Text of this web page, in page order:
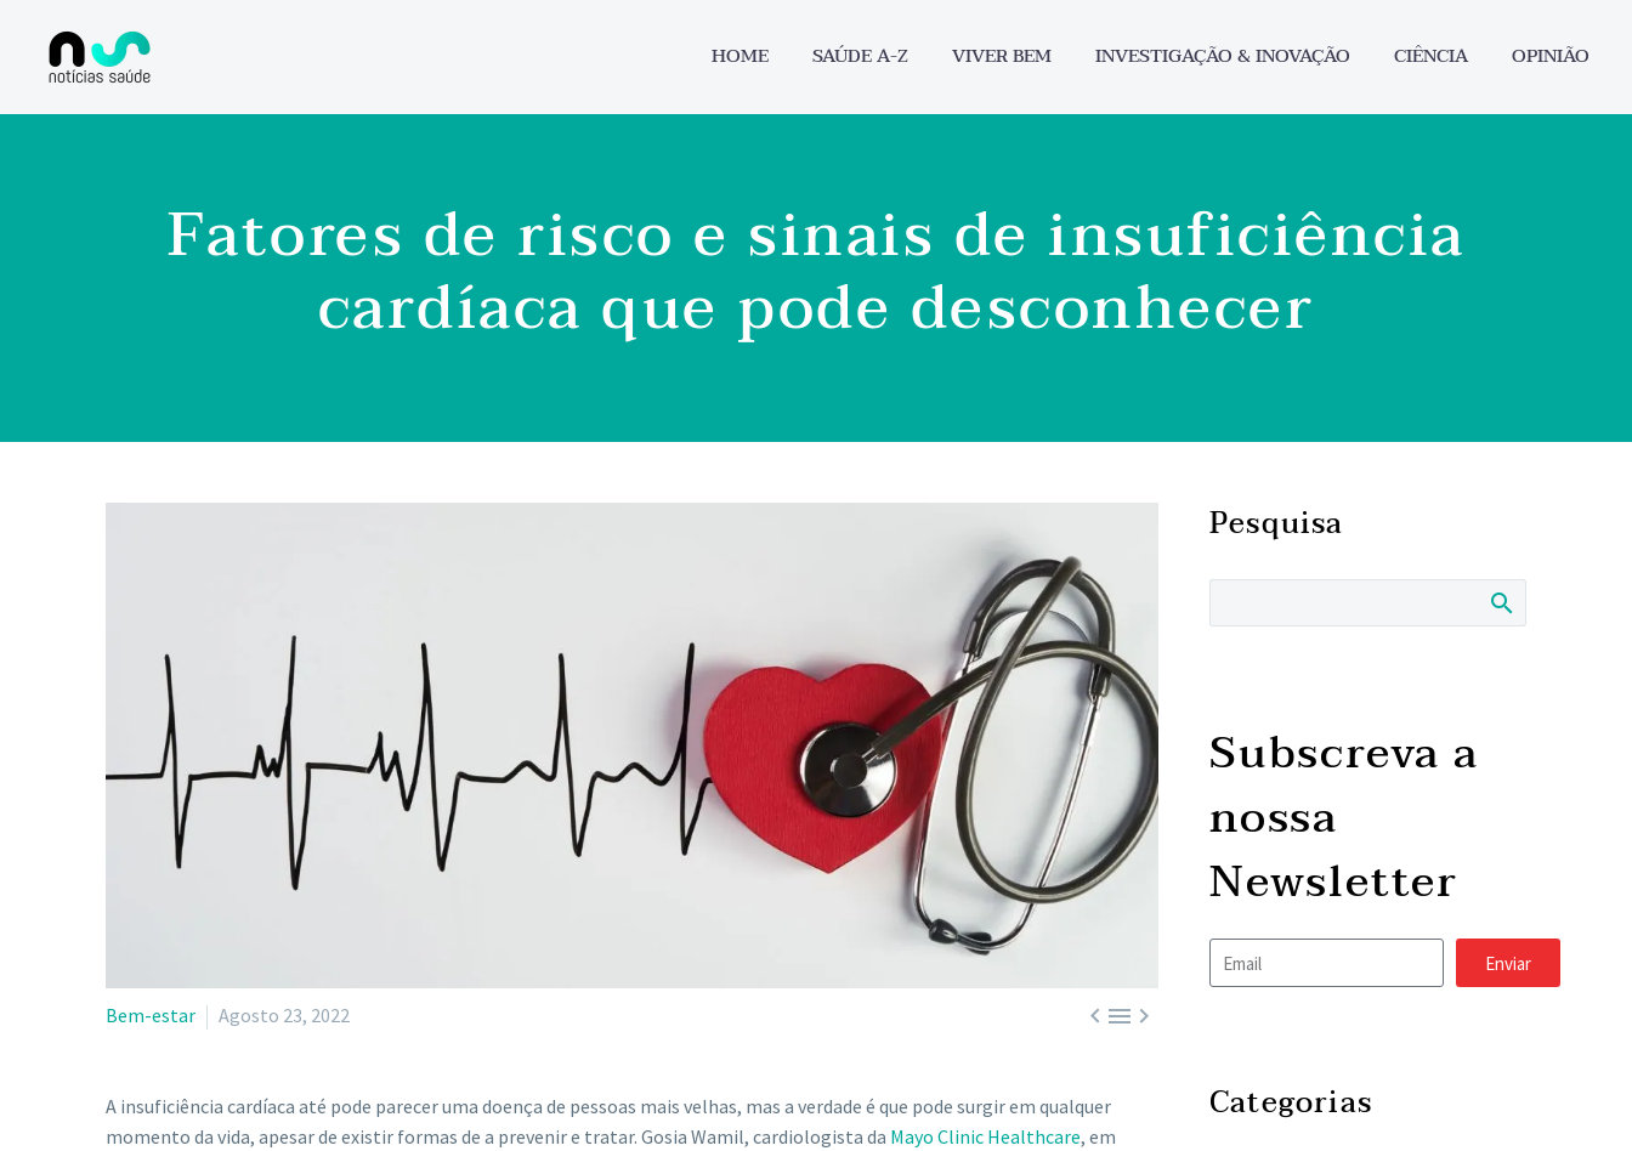
HOME SAÚDE A-Z VIVER BEM INVESTIGAÇÃO & INOVAÇÃO CIÊNCIA OPINIÃO
Fatores de risco e sinais de insuficiência
cardíaca que pode desconhecer

Bem-estar Agosto 23, 2022
A insuficiência cardíaca até pode parecer uma doença de pessoas mais velhas, mas a verdade é que pode surgir em qualquer
momento da vida, apesar de existir formas de a prevenir e tratar. Gosia Wamil, cardiologista da Mayo Clinic Healthcare, em
Pesquisa
Subscreva a
nossa
Newsletter
Enviar
Categorias